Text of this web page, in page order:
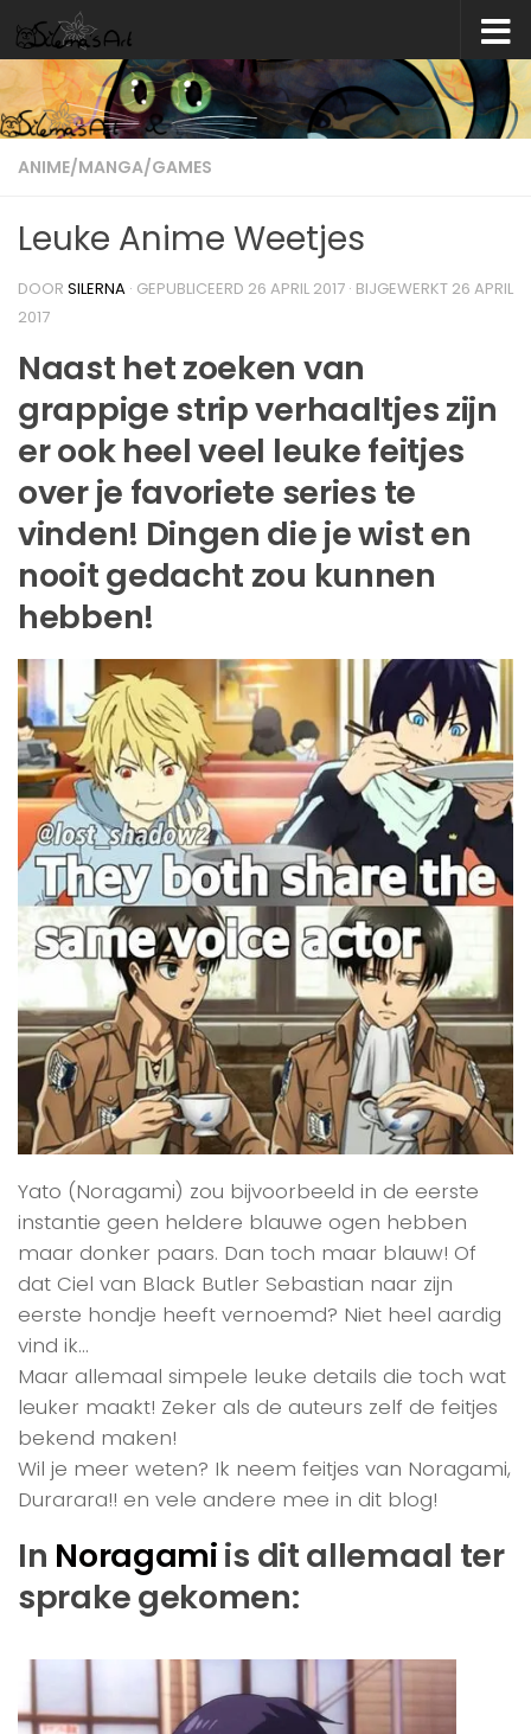
Skip to content
ANIME/MANGA/GAMES
Leuke Anime Weetjes
DOOR SILERNA · GEPUBLICEERD 26 APRIL 2017 · BIJGEWERKT 26 APRIL
2017
Naast het zoeken van
grappige strip verhaaltjes zijn
er ook heel veel leuke feitjes
over je favoriete series te
vinden! Dingen die je wist en
nooit gedacht zou kunnen
hebben!
Yato (Noragami) zou bijvoorbeeld in de eerste
instantie geen heldere blauwe ogen hebben
maar donker paars. Dan toch maar blauw! Of
dat Ciel van Black Butler Sebastian naar zijn
eerste hondje heeft vernoemd? Niet heel aardig
vind ik…
Maar allemaal simpele leuke details die toch wat
leuker maakt! Zeker als de auteurs zelf de feitjes
bekend maken!
Wil je meer weten? Ik neem feitjes van Noragami,
Durarara!! en vele andere mee in dit blog!
In Noragamiis dit allemaal ter
sprake gekomen: